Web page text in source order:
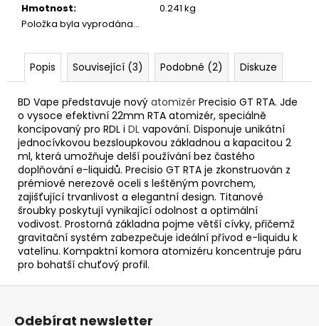
Hmotnost:
0.241 kg
Položka byla vyprodána…
Popis Související (3) Podobné (2) Diskuze
BD Vape představuje nový atomizér Precisio GT RTA. Jde
o vysoce efektivní 22mm RTA atomizér, speciálně
koncipovaný pro RDL i DL vapování. Disponuje unikátní
jednocívkovou bezsloupkovou základnou a kapacitou 2
ml, která umožňuje delší používání bez častého
doplňování e-liquidů. Precisio GT RTA je zkonstruován z
prémiové nerezové oceli s leštěným povrchem,
zajišťující trvanlivost a elegantní design. Titanové
šroubky poskytují vynikající odolnost a optimální
vodivost. Prostorná základna pojme větší cívky, přičemž
gravitační systém zabezpečuje ideální přívod e-liquidu k
vatelínu. Kompaktní komora atomizéru koncentruje páru
pro bohatší chuťový profil.
Z
Odebírat newsletter